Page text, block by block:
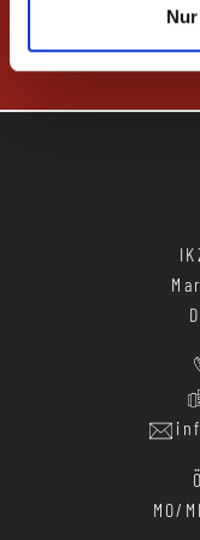
MO/